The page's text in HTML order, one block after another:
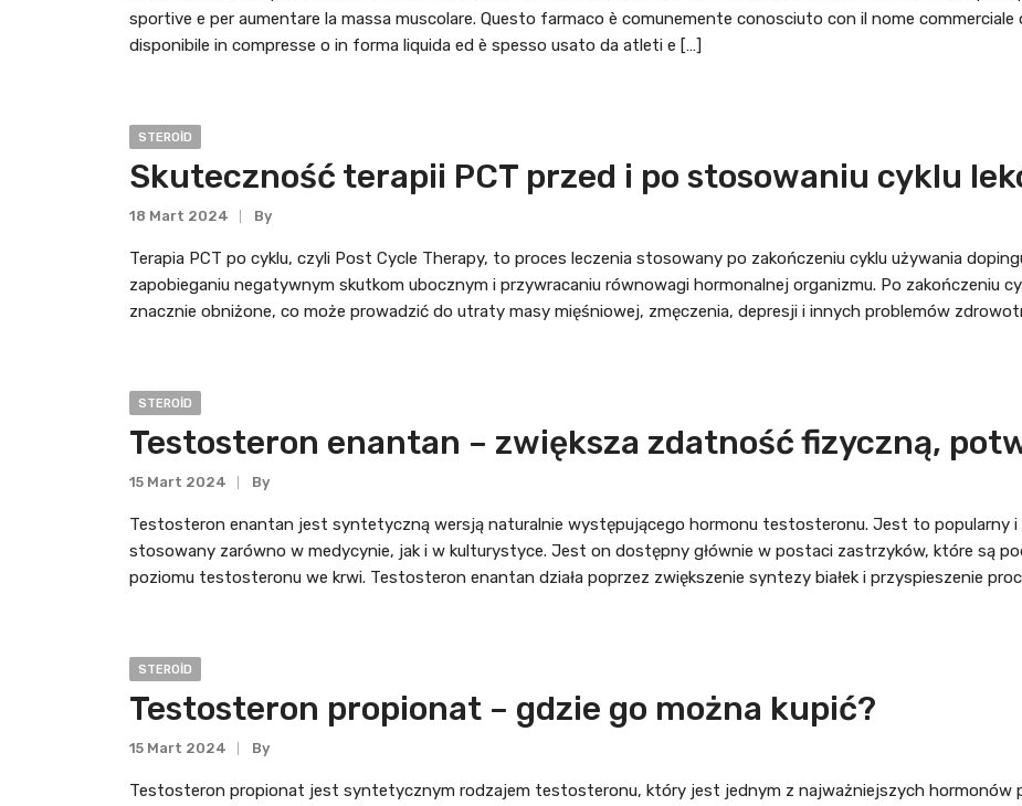
sportive e per aumentare la massa muscolare. Questo farmaco è comunemente conosciuto con il nome
disponibile in compresse o in forma liquida ed è spesso usato da atleti e […]
STEROID
Skuteczność terapii PCT przed i po stosowaniu cyklu
18 Mart 2024 By
Terapia PCT po cyklu, czyli Post Cycle Therapy, to proces leczenia stosowany po zakończeniu cyklu używania
zapobieganiu negatywnym skutkom ubocznym i przywracaniu równowagi hormonalnej organizmu. Po zakończeniu
znacznie obniżone, co może prowadzić do utraty masy mięśniowej, zmęczenia, depresji i innych problemów
STEROID
Testosteron enantan – zwiększa zdatność fizyczną,
15 Mart 2024 By
Testosteron enantan jest syntetyczną wersją naturalnie występującego hormonu testosteronu. Jest to popularny
stosowany zarówno w medycynie, jak i w kulturystyce. Jest on dostępny głównie w postaci zastrzyków, które są
poziomu testosteronu we krwi. Testosteron enantan działa poprzez zwiększenie syntezy białek i przyspieszenie
STEROID
Testosteron propionat – gdzie go można kupić?
15 Mart 2024 By
Testosteron propionat jest syntetycznym rodzajem testosteronu, który jest jednym z najważniejszych hormonów